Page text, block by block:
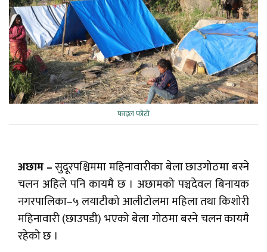
फाइल फोटो
अछाम –सुदूरपश्चिममा महिनावारीका बेला छाउगोठमा बस्ने
चलन अहिले पनि कायमै छ । अछामको पञ्चदेवल बिनायक
नगरपालिका–५ लयाटीको आलीटोलमा महिला तथा किशोरी
महिनावारी (छाउपडी) भएको बेला गोठमा बस्ने चलन कायमै
रहेको छ ।